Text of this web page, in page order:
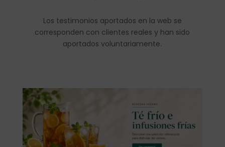
Los testimonios aportados en la web se
corresponden con clientes reales y han sido
aportados voluntariamente.